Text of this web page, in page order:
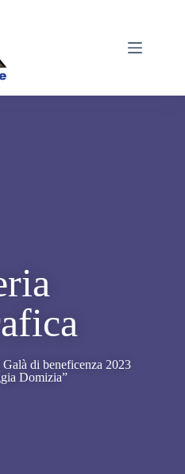
di beneficenza 2023
Domizia”